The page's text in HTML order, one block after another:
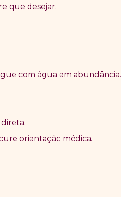
que desejar.
com água em abundância.
orientação médica.